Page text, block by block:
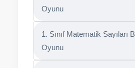
Oyunu
1. Sınıf Matematik Sayıları
Oyunu